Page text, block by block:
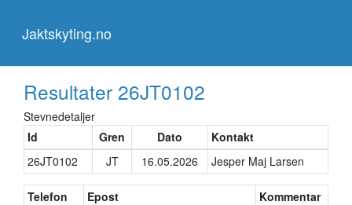
Jaktskyting.no
Resultater 26JT0102
Stevnedetaljer
Id
Gren Dato
Kontakt
26JT0102
JT 16.05.2026 Jesper Maj Larsen
Telefon Epost
Kommentar